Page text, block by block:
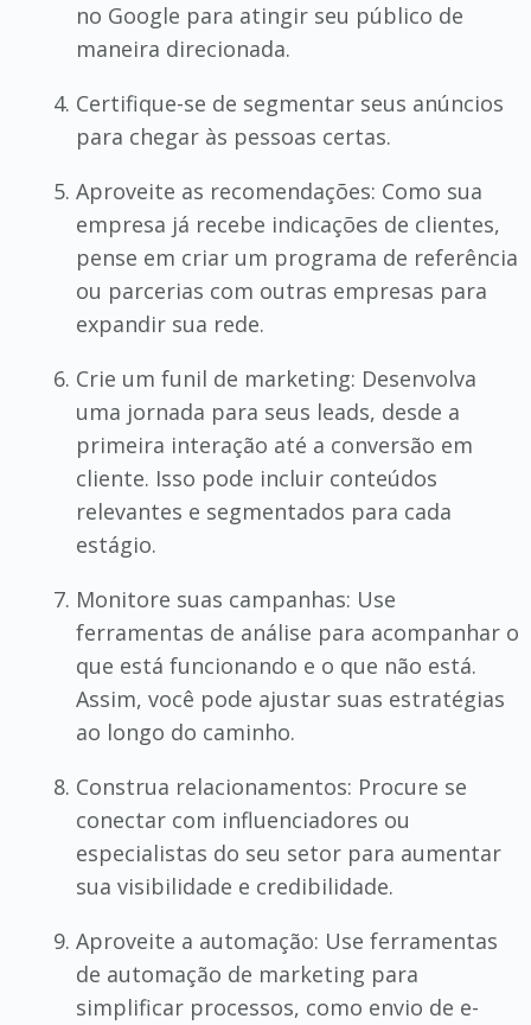
no Google para atingir seu público de
maneira direcionada.
Certifique-se de segmentar seus anúncios
para chegar às pessoas certas.
Aproveite as recomendações: Como sua
empresa já recebe indicações de clientes,
pense em criar um programa de referência
ou parcerias com outras empresas para
expandir sua rede.
Crie um funil de marketing: Desenvolva
uma jornada para seus leads, desde a
primeira interação até a conversão em
cliente. Isso pode incluir conteúdos
relevantes e segmentados para cada
estágio.
Monitore suas campanhas: Use
ferramentas de análise para acompanhar o
que está funcionando e o que não está.
Assim, você pode ajustar suas estratégias
ao longo do caminho.
Construa relacionamentos: Procure se
conectar com influenciadores ou
especialistas do seu setor para aumentar
sua visibilidade e credibilidade.
Aproveite a automação: Use ferramentas
de automação de marketing para
simplificar processos, como envio de e-